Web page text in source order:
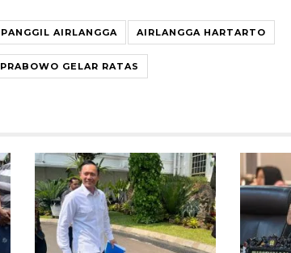
AIRLANGGA AIRLANGGA HARTARTO
PRABOWO GELAR RATAS
FOTO - Kirab
HUT ke-80